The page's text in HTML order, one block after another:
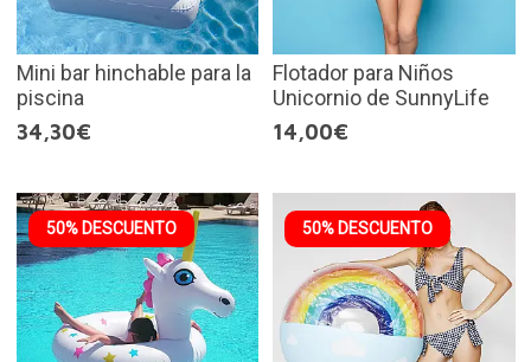
Mini bar hinchable para la
piscina
34,30€
Flotador para Niños
Unicornio de SunnyLife
14,00€
50% DESCUENTO 50% DESCUENTO